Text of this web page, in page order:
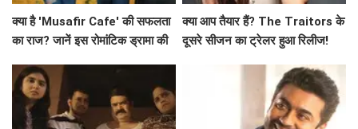
क्या है 'Musafir Cafe' की सफलता
का राज? जानें इस रोमांटिक ड्रामा की
क्या आप तैयार हैं? The Traitors के
दूसरे सीजन का ट्रेलर हुआ रिलीज!